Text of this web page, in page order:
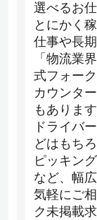
選べるお仕
とにかく
仕事や長
「物流業
式フォー
カウンタ
もあります
ドライバ
どはもちろ
ピッキン
など、幅
気軽にご
ク未掲載